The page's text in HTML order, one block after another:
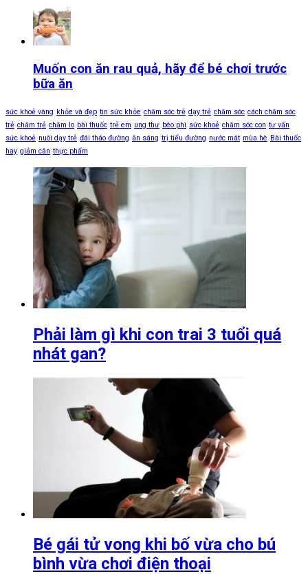
Muốn con ăn rau quả, hãy để bé chơi trước
bữa ăn
sức khoẻ vàng khỏe và đẹp tin sức khỏe chăm sóc trẻ dạy trẻ chăm sóc cách chăm sóc
trẻ chăm trẻ chăm lo bài thuốc trẻ em ung thư béo phì sức khoẻ chăm sóc con tư vấn
sức khoẻ nuôi dạy trẻ đái tháo đường ăn sáng trị tiểu đường nước mát mùa hè Bài thuốc
hay giảm cân thực phẩm
Phải làm gì khi con trai 3 tuổi quá
nhát gan?
Bé gái tử vong khi bố vừa cho bú
bình vừa chơi điện thoại